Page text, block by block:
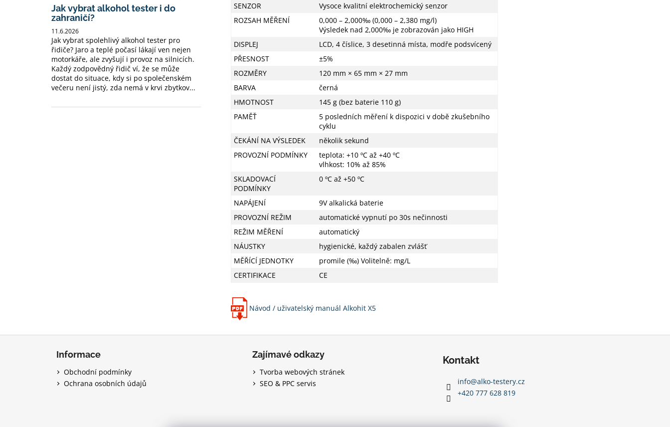
Jak vybrat alkohol tester i do
zahraničí?
11.6.2026
Jak vybrat spolehlivý alkohol tester pro
řidiče? Jaro a teplé počasí lákají ven nejen
motorkáře, ale zvyšují i provoz na silnicích.
Každý zodpovědný řidič ví, že se může
dostat do situace, kdy si po společenském
večeru není jistý, zda nemá v krvi zbytkov...
SENZOR
Vysoce kvalitní elektrochemický senzor
ROZSAH MĚŘENÍ
0,000 – 2,000‰ (0,000 – 2,380 mg/l)
Výsledek nad 2,000‰ je zobrazován jako HIGH
DISPLEJ
LCD, 4 číslice, 3 desetinná místa, modře podsvícený
PŘESNOST
±5%
ROZMĚRY
120 mm × 65 mm × 27 mm
BARVA
černá
HMOTNOST
145 g (bez baterie 110 g)
PAMĚŤ
5 posledních měření k dispozici v době zkušebního
cyklu
ČEKÁNÍ NA VÝSLEDEK
několik sekund
PROVOZNÍ PODMÍNKY
teplota: +10 ºC až +40 ºC
vlhkost: 10% až 85%
SKLADOVACÍ
PODMÍNKY
0 ºC až +50 ºC
NAPÁJENÍ
9V alkalická baterie
PROVOZNÍ REŽIM
automatické vypnutí po 30s nečinnosti
REŽIM MĚŘENÍ
automatický
NÁUSTKY
hygienické, každý zabalen zvlášť
MĚŘÍCÍ JEDNOTKY
promile (‰) Volitelně: mg/L
CERTIFIKACE
CE
Návod / uživatelský manuál Alkohit X5
Informace
Obchodní podmínky
Ochrana osobních údajů
Zajímavé odkazy
Tvorba webových stránek
SEO & PPC servis
Kontakt
info@alko-testery.cz
+420 777 628 819